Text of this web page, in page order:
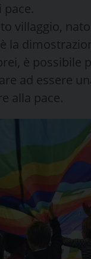
villaggio,
la
è
ad essere
alla pace.